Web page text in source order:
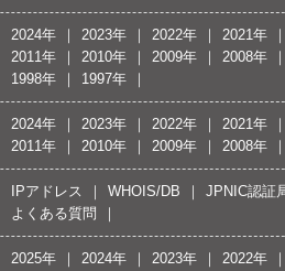
2024年 2023年 2022年 2021年
2011年
2010年 2009年 2008年
1998年
1997年
2024年 2023年 2022年 2021年
2011年
2010年 2009年 2008年
IPアドレス WHOIS/DB JPNIC認証
よくある質問
2025年 2024年 2023年 2022年